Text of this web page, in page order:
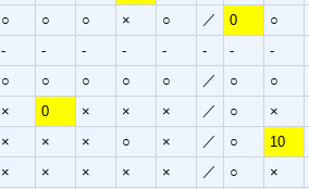
○ ○ ○ × ○ ／ 0 ○
- - - - - - - -
○ ○ ○ ○ ○ ／ ○ ○
× 0 × × × ／ ○ ×
× × × ○ × ／ ○ 10
× × × × × ／ ○ ×